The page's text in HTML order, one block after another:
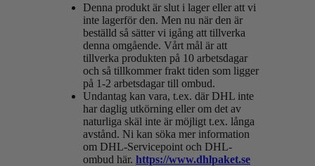
Denna produkt är slut i lager eller att vi
inte lagerför den. Men nu när den är
beställd så sätter vi igång att tillverka
denna omgående. Vårt mål är att
tillverka produkten på 10 arbetsdagar
och så tillkommer frakt tiden som ligger
på 1-2 arbetsdagar till ombud.
Undantag kan vara, t.ex. där DHL inte
har daglig utkörning eller om det av
naturliga skäl inte är möjligt t.ex. långa
avstånd. Ni kan söka mer information
om DHL-Servicepoint och DHL-
ombud här. https://www.dhlpaket.se